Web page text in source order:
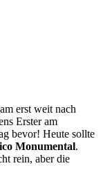
erst weit nach
Erster am
bevor! Heute sollte
Monumental.
rein, aber die